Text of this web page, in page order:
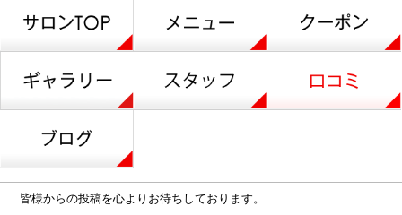
皆様からの投稿を心よりお待ちしております。